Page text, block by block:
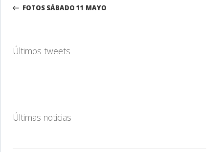
entradas
PostFOTOS SÁBADO 11 MAYO
Últimos tweets
Últimas noticias